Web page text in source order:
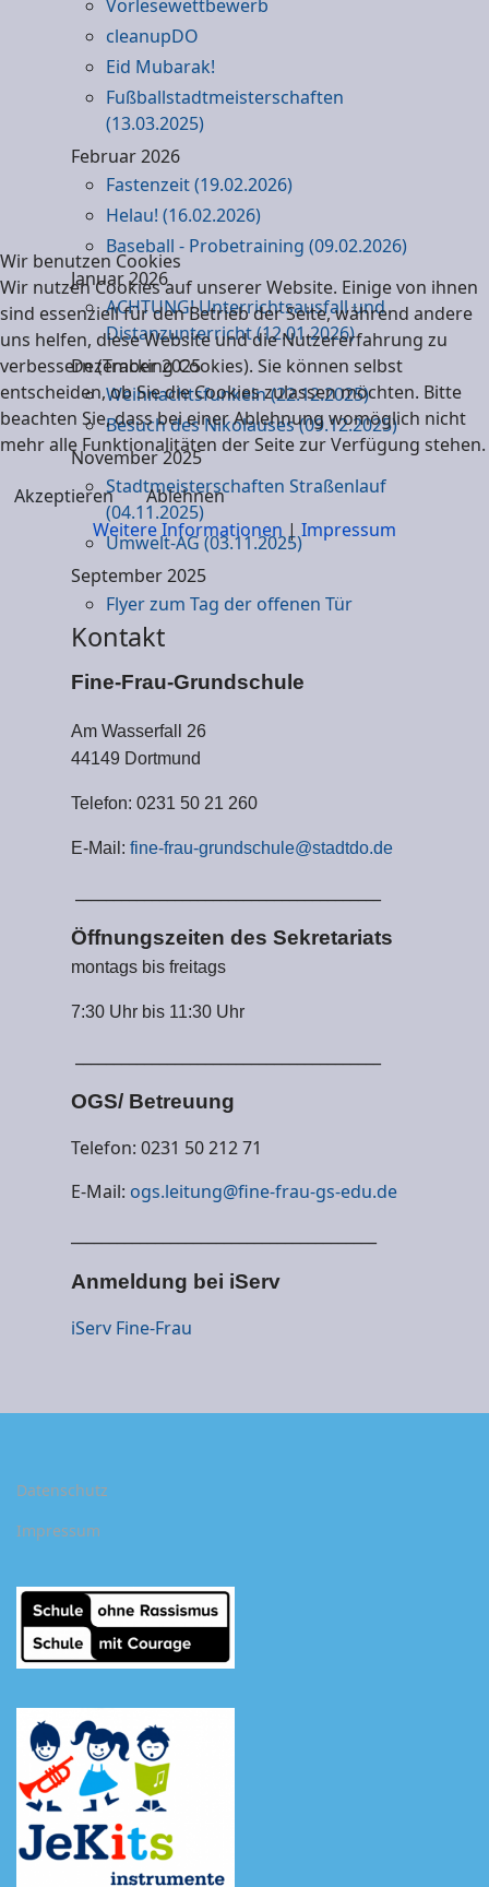
Vorlesewettbewerb
cleanupDO
Eid Mubarak!
Fußballstadtmeisterschaften
(13.03.2025)
Februar 2026
Fastenzeit (19.02.2026)
Helau! (16.02.2026)
Baseball - Probetraining (09.02.2026)
Januar 2026
ACHTUNG! Unterrichtsausfall und
Distanzunterricht (12.01.2026)
Dezember 2025
Weihnachtsfunkeln (22.12.2025)
Besuch des Nikolauses (09.12.2025)
November 2025
Stadtmeisterschaften Straßenlauf
(04.11.2025)
Umwelt-AG (03.11.2025)
September 2025
Flyer zum Tag der offenen Tür
Kontakt
Fine-Frau-Grundschule
Am Wasserfall 26
44149 Dortmund
Telefon: 0231 50 21 260
E-Mail: fine-frau-grundschule@stadtdo.de
Öffnungszeiten des Sekretariats
montags bis freitags
7:30 Uhr bis 11:30 Uhr
OGS/ Betreuung
Telefon: 0231 50 212 71
E-Mail: ogs.leitung@fine-frau-gs-edu.de
Anmeldung bei iServ
iServ Fine-Frau
Datenschutz
Impressum
Wir benutzen Cookies
Wir nutzen Cookies auf unserer Website. Einige von ihnen
sind essenziell für den Betrieb der Seite, während andere
uns helfen, diese Website und die Nutzererfahrung zu
verbessern (Tracking Cookies). Sie können selbst
entscheiden, ob Sie die Cookies zulassen möchten. Bitte
beachten Sie, dass bei einer Ablehnung womöglich nicht
mehr alle Funktionalitäten der Seite zur Verfügung stehen.
Akzeptieren
Ablehnen
Weitere Informationen | Impressum